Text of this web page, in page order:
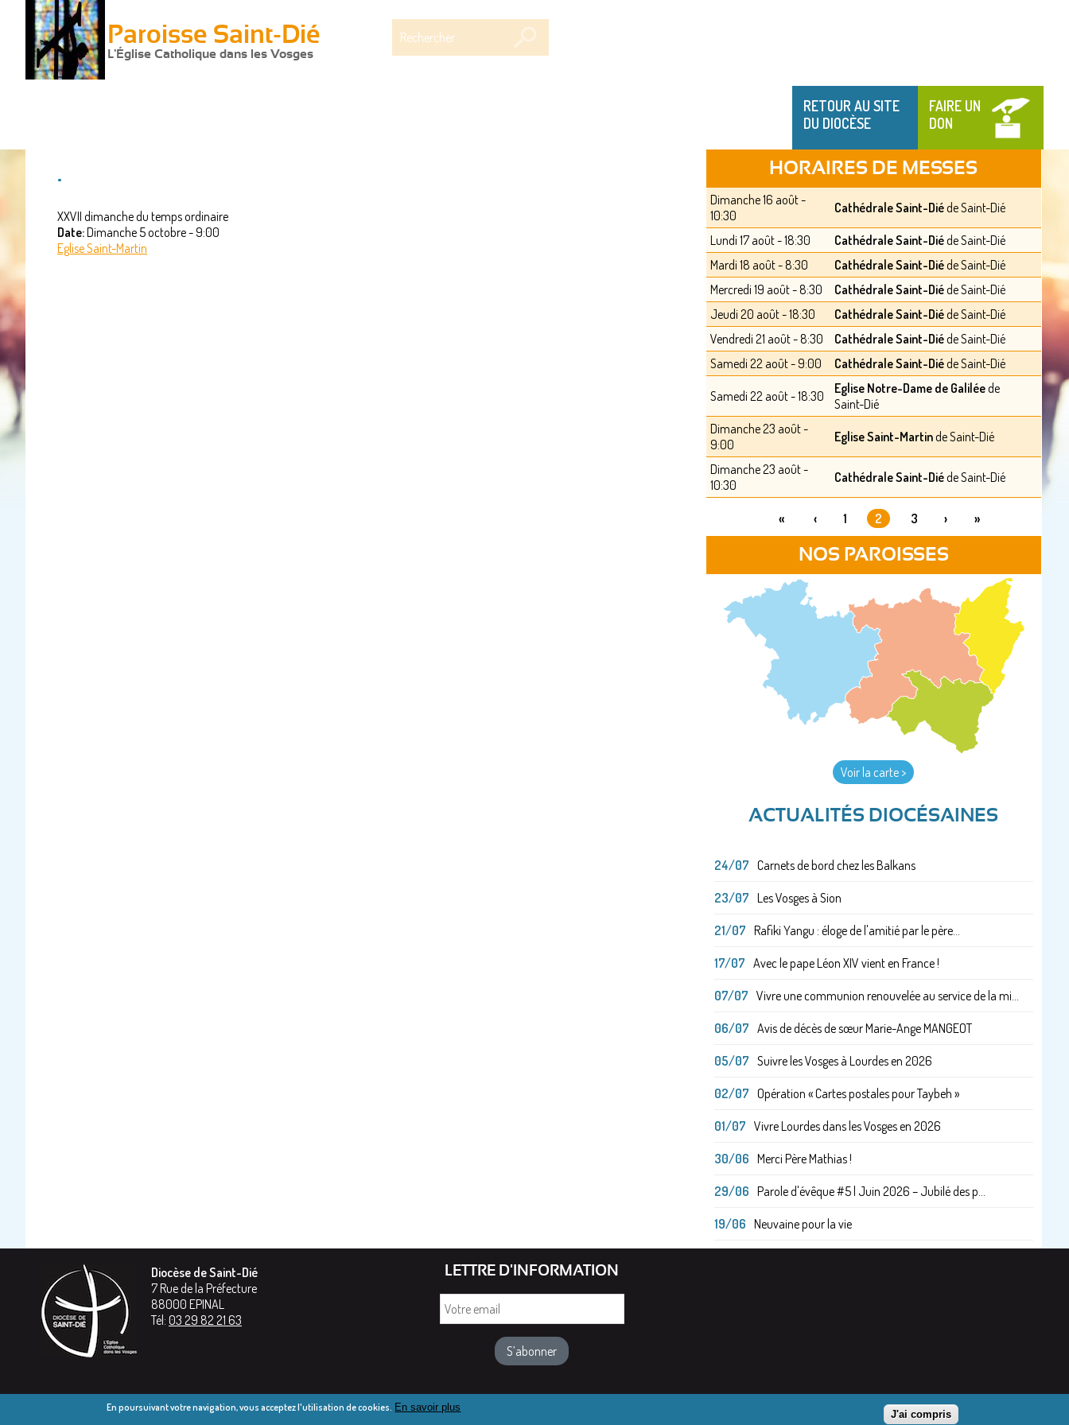
Paroisse Saint-Dié
L'Église Catholique dans les Vosges
RETOUR AU SITE
DU DIOCÈSE
FAIRE UN
DON
.
XXVII dimanche du temps ordinaire
Date:Dimanche 5 octobre - 9:00
Eglise Saint-Martin
HORAIRES DE MESSES
Dimanche 16 août -
10:30
Cathédrale Saint-Diéde Saint-Dié
Lundi 17 août - 18:30 Cathédrale Saint-Diéde Saint-Dié
Mardi 18 août - 8:30
Cathédrale Saint-Diéde Saint-Dié
Mercredi 19 août - 8:30
Cathédrale Saint-Diéde Saint-Dié
Jeudi 20 août - 18:30
Cathédrale Saint-Diéde Saint-Dié
Vendredi 21 août - 8:30
Cathédrale Saint-Diéde Saint-Dié
Samedi 22 août - 9:00
Cathédrale Saint-Diéde Saint-Dié
Samedi 22 août - 18:30 Eglise Notre-Dame de Galiléede
Saint-Dié
Dimanche 23 août -
9:00
Eglise Saint-Martinde Saint-Dié
Dimanche 23 août -
10:30
Cathédrale Saint-Diéde Saint-Dié
« ‹ 1 2 3 › »
NOS PAROISSES
Voir la carte >
ACTUALITÉS DIOCÉSAINES
24/07 Carnets de bord chez les Balkans
23/07 Les Vosges à Sion
21/07 Rafiki Yangu : éloge de l'amitié par le père...
17/07 Avec le pape Léon XIV vient en France !
07/07 Vivre une communion renouvelée au service de la mi...
06/07 Avis de décès de sœur Marie-Ange MANGEOT
05/07 Suivre les Vosges à Lourdes en 2026
02/07 Opération « Cartes postales pour Taybeh »
01/07 Vivre Lourdes dans les Vosges en 2026
30/06 Merci Père Mathias !
29/06 Parole d'évêque #5 | Juin 2026 – Jubilé des p...
19/06 Neuvaine pour la vie
Diocèse de Saint-Dié
7 Rue de la Préfecture
88000 EPINAL
Tél: 03 29 82 21 63
LETTRE D'INFORMATION
En poursuivant votre navigation, vous acceptez l'utilisation de cookies. En savoir plus
J'ai compris